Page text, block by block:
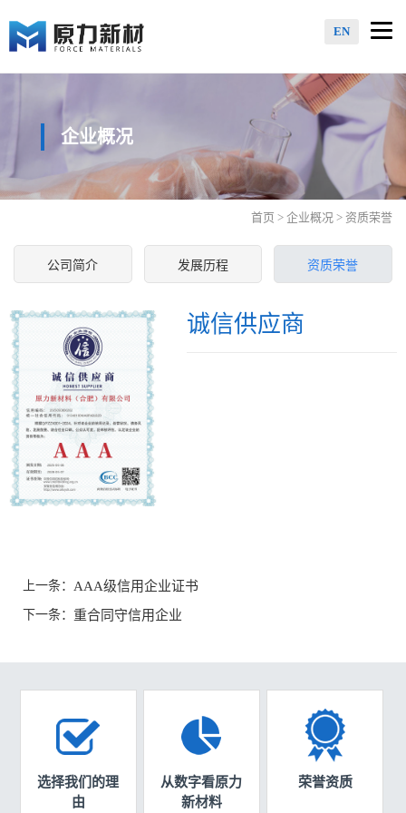
EN
企业概况
首页 > 企业概况 > 资质荣誉
公司简介 发展历程 资质荣誉
诚信供应商
上一条： AAA级信用企业证书
下一条： 重合同守信用企业
选择我们的理
由
从数字看原力
新材料
荣誉资质